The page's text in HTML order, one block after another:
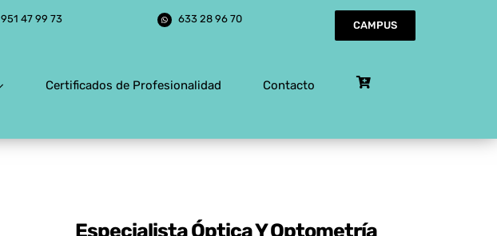
951 47 99 73 633 28 96 70
CAMPUS
Certificados de Profesionalidad Contacto
Especialista Óptica Y Optometría